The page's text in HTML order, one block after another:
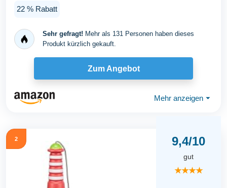
22 % Rabatt
Sehr gefragt! Mehr als 131 Personen haben dieses
Produkt kürzlich gekauft.
Zum Angebot
Mehr anzeigen ⏷
2 9,4/10
gut
★★★★